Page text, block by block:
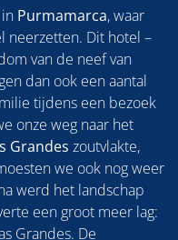
Purmamarca, waar
neerzetten. Dit hotel –
van de neef van
dan ook een aantal
tijdens een bezoek
onze weg naar het
Grandes zoutvlakte,
we ook nog weer
werd het landschap
een groot meer lag:
Grandes. De